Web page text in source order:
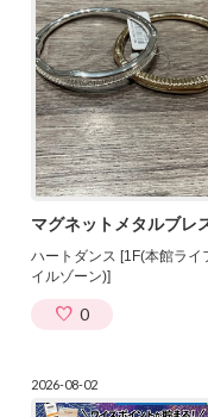
ハートダンス [1F(本館ライ
イルゾーン)]
0
2026-08-02